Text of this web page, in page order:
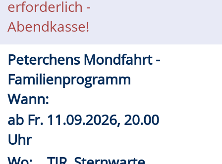
erforderlich -
Abendkasse!
Peterchens Mondfahrt -
Familienprogramm
Wann:
ab Fr. 11.09.2026, 20.00
Uhr